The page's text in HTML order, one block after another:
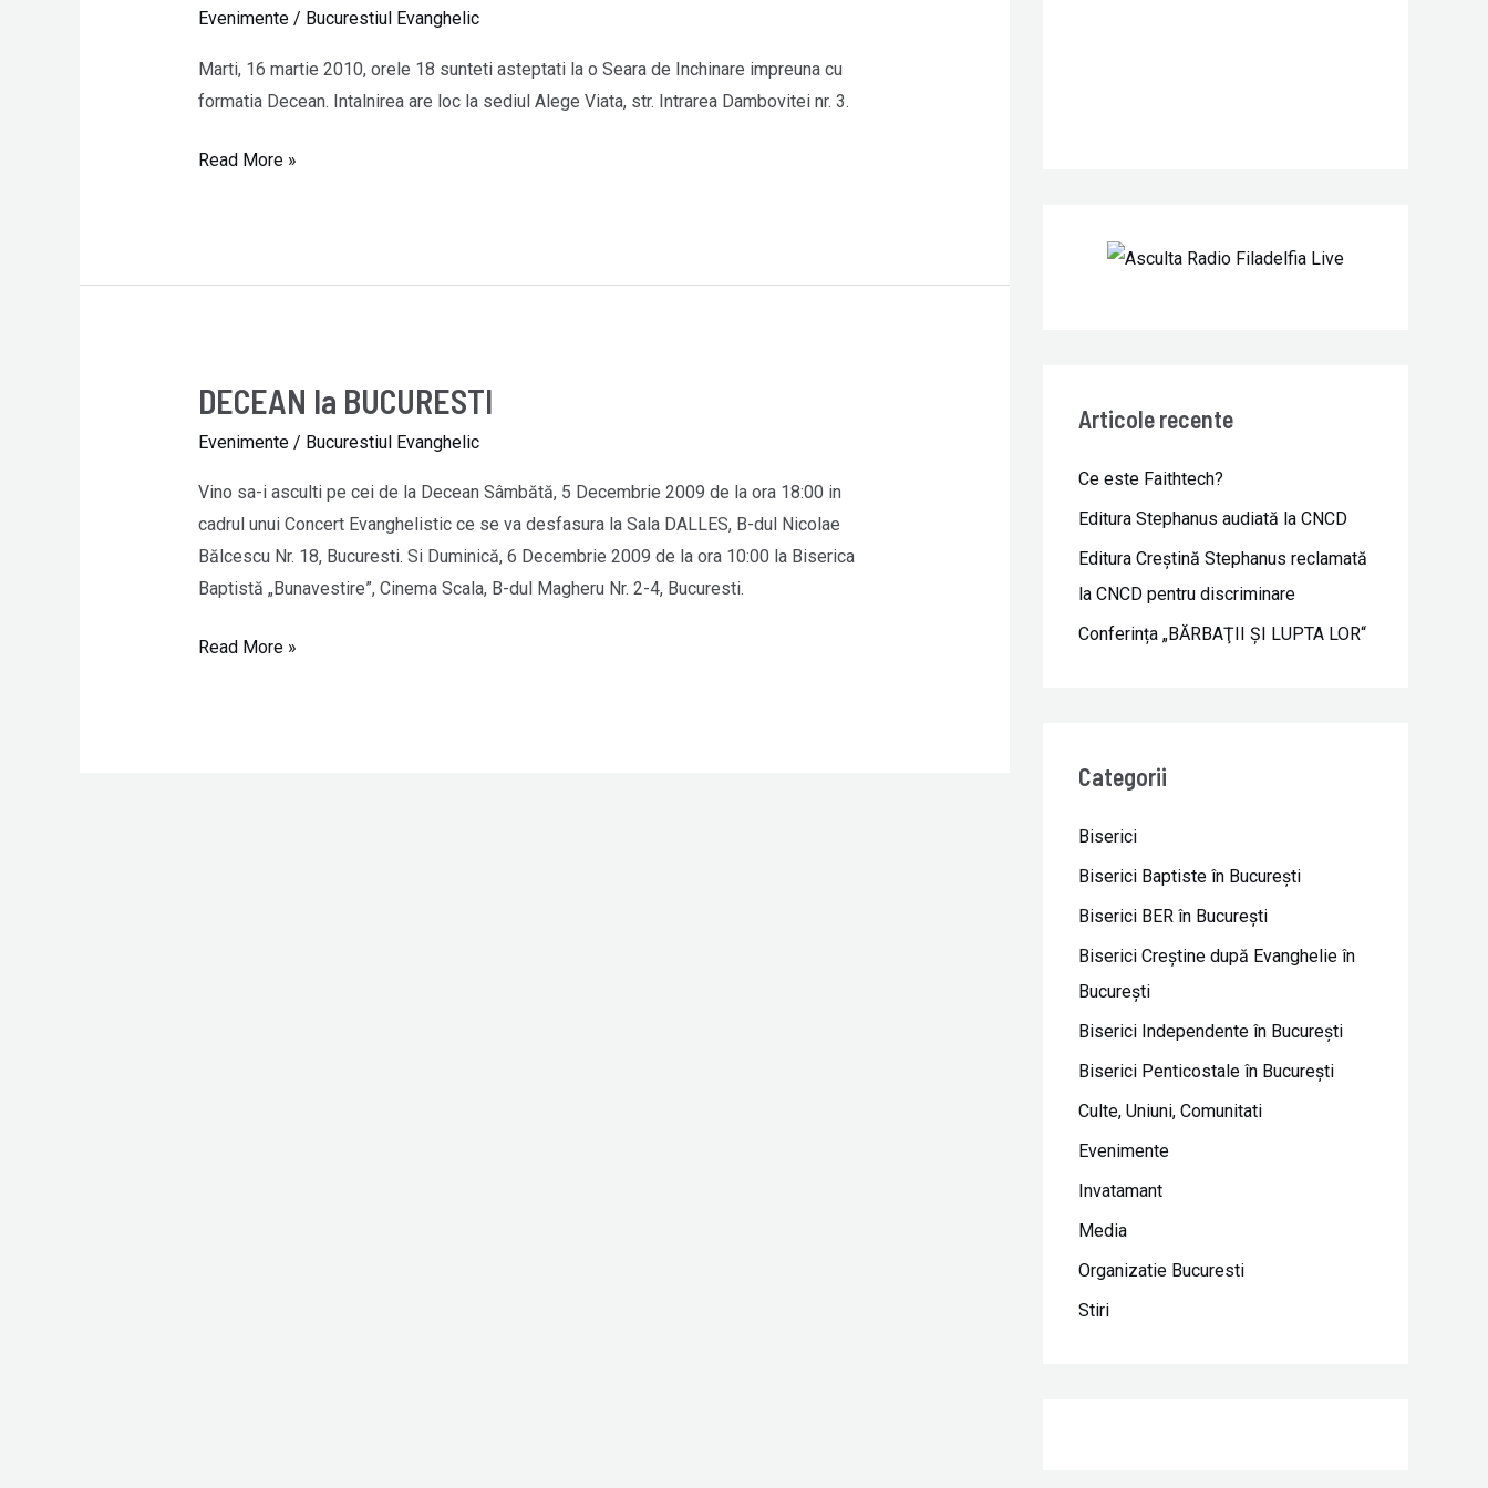
Evenimente/ Bucurestiul Evanghelic
Marti, 16 martie 2010, orele 18 sunteti asteptati la o Seara de Inchinare impreuna cu
formatia Decean. Intalnirea are loc la sediul Alege Viata, str. Intrarea Dambovitei nr. 3.
cu
Decean
Read More »
DECEAN la BUCURESTI
Evenimente/ Bucurestiul Evanghelic
Vino sa-i asculti pe cei de la Decean Sâmbătă, 5 Decembrie 2009 de la ora 18:00 in
cadrul unui Concert Evanghelistic ce se va desfasura la Sala DALLES, B-dul Nicolae
Bălcescu Nr. 18, Bucuresti. Si Duminică, 6 Decembrie 2009 de la ora 10:00 la Biserica
Baptistă „Bunavestire”, Cinema Scala, B-dul Magheru Nr. 2-4, Bucuresti.
DECEAN
Read More »
Articole recente
Ce este Faithtech?
Editura Stephanus audiată la CNCD
Editura Creștină Stephanus reclamată
la CNCD pentru discriminare
Conferința „BĂRBAŢII ŞI LUPTA LOR“
Categorii
Biserici
Biserici Baptiste în Bucureşti
Biserici BER în Bucureşti
Biserici Creştine după Evanghelie în
Bucureşti
Biserici Independente în Bucureşti
Biserici Penticostale în Bucureşti
Culte, Uniuni, Comunitati
Evenimente
Invatamant
Media
Organizatie Bucuresti
Stiri